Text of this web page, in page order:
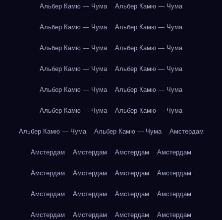
Альбер Камю — Чума Альбер Камю — Чума
Альбер Камю — Чума Альбер Камю — Чума
Альбер Камю — Чума Альбер Камю — Чума
Альбер Камю — Чума Альбер Камю — Чума
Альбер Камю — Чума Альбер Камю — Чума
Альбер Камю — Чума Альбер Камю — Чума
Альбер Камю — Чума Альбер Камю — Чума Амстердам
Амстердам Амстердам Амстердам Амстердам
Амстердам Амстердам Амстердам Амстердам
Амстердам Амстердам Амстердам Амстердам
Амстердам Амстердам Амстердам Амстердам